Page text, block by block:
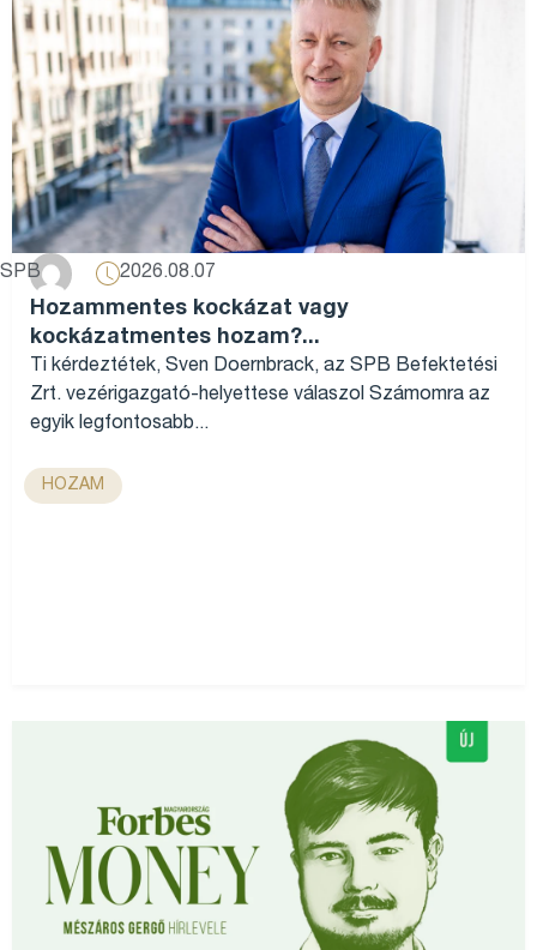
SPB 2026.08.07
Hozammentes kockázat vagy
kockázatmentes hozam?...
Ti kérdeztétek, Sven Doernbrack, az SPB Befektetési
Zrt. vezérigazgató-helyettese válaszol Számomra az
egyik legfontosabb...
HOZAM